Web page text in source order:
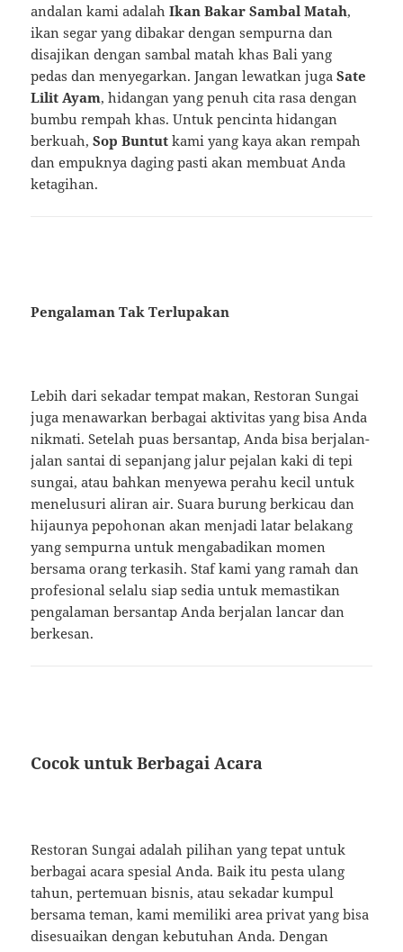
andalan kami adalahIkan Bakar Sambal Matah,
ikan segar yang dibakar dengan sempurna dan
disajikan dengan sambal matah khas Bali yang
pedas dan menyegarkan. Jangan lewatkan jugaSate
Lilit Ayam, hidangan yang penuh cita rasa dengan
bumbu rempah khas. Untuk pencinta hidangan
berkuah,Sop Buntut kami yang kaya akan rempah
dan empuknya daging pasti akan membuat Anda
ketagihan.
Pengalaman Tak Terlupakan
Lebih dari sekadar tempat makan, Restoran Sungai
juga menawarkan berbagai aktivitas yang bisa Anda
nikmati. Setelah puas bersantap, Anda bisa berjalan-
jalan santai di sepanjang jalur pejalan kaki di tepi
sungai, atau bahkan menyewa perahu kecil untuk
menelusuri aliran air. Suara burung berkicau dan
hijaunya pepohonan akan menjadi latar belakang
yang sempurna untuk mengabadikan momen
bersama orang terkasih. Staf kami yang ramah dan
profesional selalu siap sedia untuk memastikan
pengalaman bersantap Anda berjalan lancar dan
berkesan.
Cocok untuk Berbagai Acara
Restoran Sungai adalah pilihan yang tepat untuk
berbagai acara spesial Anda. Baik itu pesta ulang
tahun, pertemuan bisnis, atau sekadar kumpul
bersama teman, kami memiliki area privat yang bisa
disesuaikan dengan kebutuhan Anda. Dengan